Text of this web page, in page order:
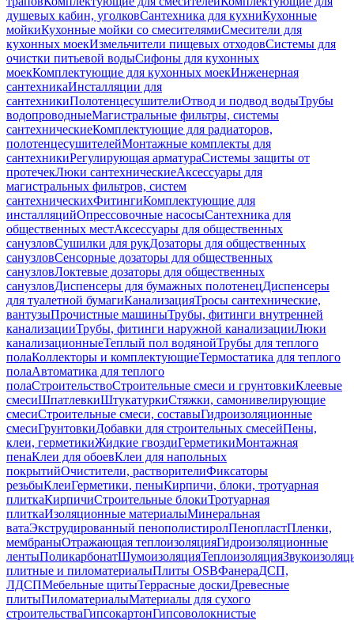
душевых кабин, уголковСантехника для кухниКухонные
мойкиКухонные мойки со смесителямиСмесители для
кухонных моекИзмельчители пищевых отходовСистемы для
очистки питьевой водыСифоны для кухонных
моекКомплектующие для кухонных моекИнженерная
сантехникаИнсталляции для
сантехникиПолотенцесушителиОтвод и подвод водыТрубы
водопроводныеМагистральные фильтры, системы
сантехническиеКомплектующие для радиаторов,
полотенцесушителейМонтажные комплекты для
сантехникиРегулирующая арматураСистемы защиты от
протечекЛюки сантехническиеАксессуары для
магистральных фильтров, систем
сантехническихФитингиКомплектующие для
инсталляцийОпрессовочные насосыСантехника для
общественных местАксессуары для общественных
санузловСушилки для рукДозаторы для общественных
санузловСенсорные дозаторы для общественных
санузловЛоктевые дозаторы для общественных
санузловДиспенсеры для бумажных полотенецДиспенсеры
для туалетной бумагиКанализацияТросы сантехнические,
вантузыПрочистные машиныТрубы, фитинги внутренней
канализацииТрубы, фитинги наружной канализацииЛюки
канализационныеТеплый пол водянойТрубы для теплого
полаКоллекторы и комплектующиеТермостатика для теплого
полаАвтоматика для теплого
полаСтроительствоСтроительные смеси и грунтовкиКлеевые
смесиШпатлевкиШтукатуркиСтяжки, самонивелирующие
смесиСтроительные смеси, составыГидроизоляционные
смесиГрунтовкиДобавки для строительных смесейПены,
клеи, герметикиЖидкие гвоздиГерметикиМонтажная
пенаКлеи для обоевКлеи для напольных
покрытийОчистители, растворителиФиксаторы
резьбыКлеиГерметики, пеныКирпичи, блоки, тротуарная
плиткаКирпичиСтроительные блокиТротуарная
плиткаИзоляционные материалыМинеральная
ватаЭкструдированный пенополистиролПенопластПленки,
мембраныОтражающая теплоизоляцияГидроизоляционные
лентыПоликарбонатШумоизоляцияТеплоизоляция
плитные и пиломатериалыПлиты OSBФанераДСП,
ЛДСПМебельные щитыТеррасные доскиДревесные
плитыПиломатериалыМатериалы для сухого
строительстваГипсокартонГипсоволокнистые